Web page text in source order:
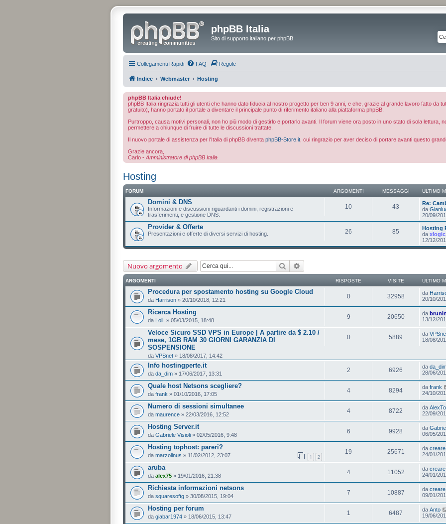
phpBB Italia
Sito di supporto italiano per phpBB
Collegamenti Rapidi FAQ Regole
Indice Webmaster Hosting
phpBB Italia chiude!
phpBB Italia ringrazia tutti gli utenti che hanno dato fiducia al nostro progetto per ben 9 anni, e che, grazie al grande lavoro fatto da
gratuito), hanno portato il portale a diventare il principale punto di riferimento italiano alla piattaforma phpBB.
Purtroppo, causa motivi personali, non ho più modo di gestirlo e portarlo avanti. Il forum viene ora posto in uno stato di sola lettura,
permettere a chiunque di fruire di tutte le discussioni trattate.
Il nuovo portale di assistenza per l'Italia di phpBB diventa phpBB-Store.it , cui ringrazio per aver deciso di portare avanti questo
Grazie ancora,
Carlo - Amministratore di phpBB Italia
Hosting
FORUM ARGOMENTI MESSAGGI ULTIMO
Domini & DNS
Informazioni e discussioni riguardanti i domini, registrazioni e
trasferimenti, e gestione DNS.
10 43
Re:
da
20/09/
Provider & Offerte
Presentazioni e offerte di diversi servizi di hosting. 26 85
Hosting
da xlogic
12/12/
Nuovo argomento Cerca
ARGOMENTI RISPOSTE VISITE ULTIMO
Procedura per spostamento hosting su Google Cloud
da Harrison » 20/10/2018, 12:21
0 32958 da
20/10/
Ricerca Hosting
da Loll. » 05/03/2015, 18:48
9 20650 da
13/12/
Veloce Sicuro SSD VPS in Europe | A partire da $ 2.10 /
mese, 1GB RAM 30 GIORNI GARANZIA DI
SOSPENSIONE
da VPSnet » 18/08/2017, 14:42
0 5889 da
18/08/
Info hostingperte.it
da da_dim » 17/06/2017, 13:31
2 6926 da
28/06/
Quale host Netsons scegliere?
da frank » 01/10/2016, 17:05
4 8294 da frank
24/10/
Numero di sessioni simultanee
da maurence » 22/03/2016, 12:52
4 8722 da
22/09/
Hosting Server.it
da Gabriele Visioli » 02/05/2016, 9:48
6 9928 da
06/05/
Hosting tophost: pareri?
da marzolinus » 11/02/2012, 23:07 1 2
19 25671 da
24/01/
aruba
da alex75 » 19/01/2016, 21:38
4 11052 da
24/01/
Richiesta informazioni netsons
da squaresoftg » 30/08/2015, 19:04
7 10887 da
09/01/
Hosting per forum
da giabar1974 » 18/06/2015, 13:47
1 6487 da Anto
19/06/